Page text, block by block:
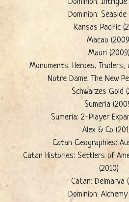
Dominion: Seaside
Kansas Pacific
Macao
Maori (2009)
Monuments: Heroes, Traders,
Notre Dame: The New
Schwarzes Gold
Sumeria
Sumeria: 2-Player
Alex & Co
Catan Geographies:
Catan Histories: Settlers of
(2010)
Catan: Delmarva
Dominion: